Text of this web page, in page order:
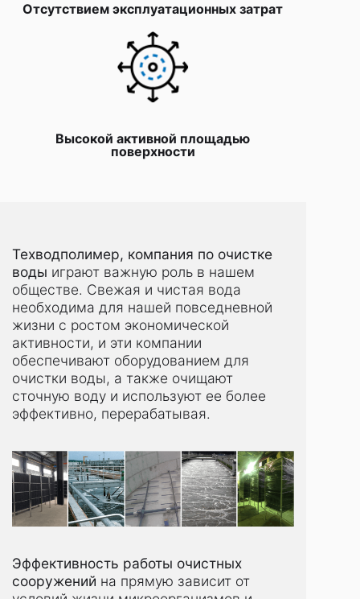
Отсутствием эксплуатационных затрат
Высокой активной площадью
поверхности
Техводполимер, компания по очистке
воды играют важную роль в нашем
обществе. Свежая и чистая вода
необходима для нашей повседневной
жизни с ростом экономической
активности, и эти компании
обеспечивают оборудованием для
очистки воды, а также очищают
сточную воду и используют ее более
эффективно, перерабатывая.
Эффективность работы очистных
сооружений на прямую зависит от